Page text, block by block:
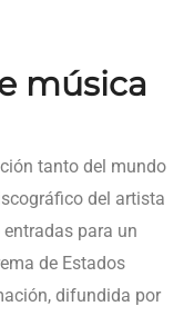
música
tanto del mundo
del artista
para un
de Estados
difundida por